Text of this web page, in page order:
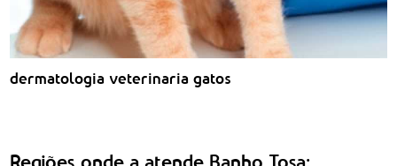
dermatologia veterinaria gatos